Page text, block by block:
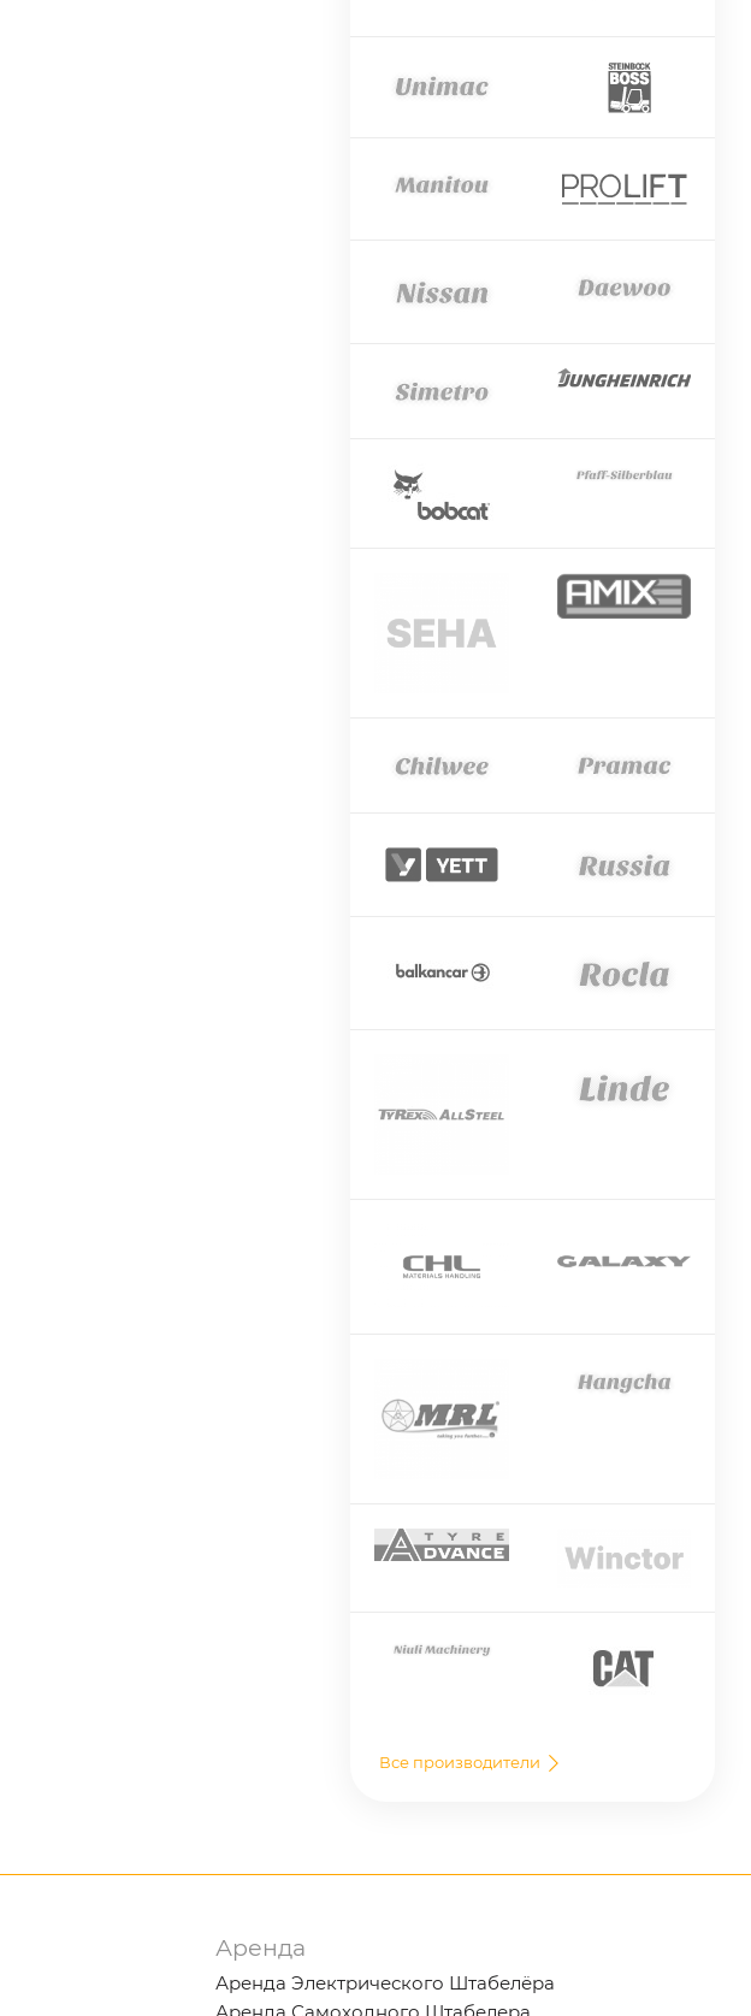
Все производители
Аренда
Аренда Электрического Штабелёра